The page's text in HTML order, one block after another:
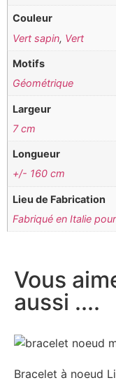
Couleur
Vert sapin, Vert
Motifs
Géométrique
Largeur
7 cm
Longueur
+/- 160 cm
Lieu de Fabrication
Fabriqué en Italie
Vous
aussi ....
Bracelet à noeud